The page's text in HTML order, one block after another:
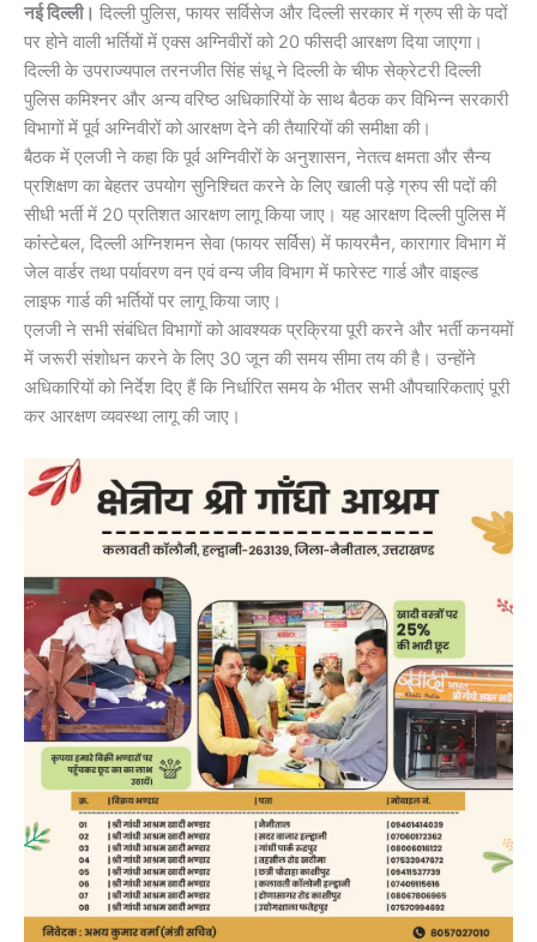
नई दिल्ली। दिल्ली पुलिस, फायर सर्विसेज और दिल्ली सरकार में ग्रुप सी के पदों
पर होने वाली भर्तियों में एक्स अग्निवीरों को 20 फीसदी आरक्षण दिया जाएगा।
दिल्ली के उपराज्यपाल तरनजीत सिंह संधू ने दिल्ली के चीफ सेक्रेटरी दिल्ली
पुलिस कमिश्नर और अन्य वरिष्ठ अधिकारियों के साथ बैठक कर विभिन्न सरकारी
विभागों में पूर्व अग्निवीरों को आरक्षण देने की तैयारियों की समीक्षा की।
बैठक में एलजी ने कहा कि पूर्व अग्निवीरों के अनुशासन, नेतत्व क्षमता और सैन्य
प्रशिक्षण का बेहतर उपयोग सुनिश्चित करने के लिए खाली पड़े ग्रुप सी पदों की
सीधी भर्ती में 20 प्रतिशत आरक्षण लागू किया जाए। यह आरक्षण दिल्ली पुलिस में
कांंस्टेबल, दिल्ली अग्निशमन सेवा (फायर सर्विस) में फायरमैन, कारागार विभाग में
जेल वार्डर तथा पर्यावरण वन एवं वन्य जीव विभाग में फारेस्ट गार्ड और वाइल्ड
लाइफ गार्ड की भर्तियों पर लागू किया जाए।
एलजी ने सभी संबंधित विभागों को आवश्यक प्रक्रिया पूरी करने और भर्ती कनयमों
में जरूरी संशोधन करने के लिए 30 जून की समय सीमा तय की है। उन्होंने
अधिकारियों को निर्देश दिए हैं कि निर्धारित समय के भीतर सभी औपचारिकताएं पूरी
कर आरक्षण व्यवस्था लागू की जाए।